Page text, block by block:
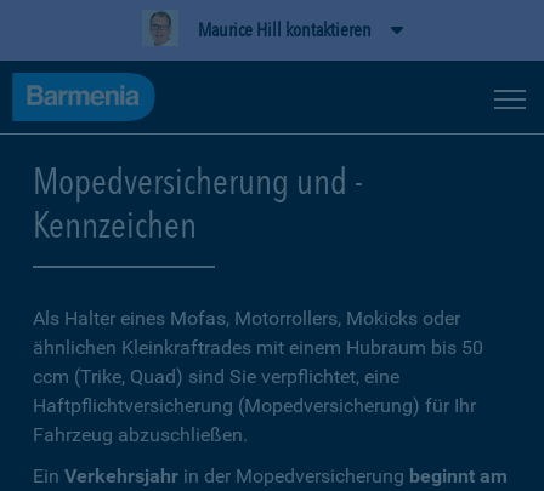
Maurice Hill kontaktieren
Mopedversicherung und -
Kennzeichen
Als Halter eines Mofas, Motorrollers, Mokicks oder
ähnlichen Kleinkraftrades mit einem Hubraum bis 50
ccm (Trike, Quad) sind Sie verpflichtet, eine
Haftpflichtversicherung (Mopedversicherung) für Ihr
Fahrzeug abzuschließen.
Ein Verkehrsjahr in der Mopedversicherung beginnt am